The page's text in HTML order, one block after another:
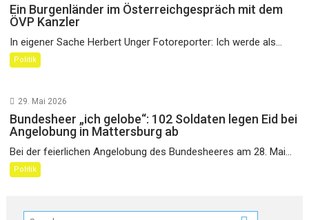
Ein Burgenländer im Österreichgespräch mit dem
ÖVP Kanzler
In eigener Sache Herbert Unger Fotoreporter: Ich werde als...
Politik
29. Mai 2026
Bundesheer „ich gelobe“: 102 Soldaten legen Eid bei
Angelobung in Mattersburg ab
Bei der feierlichen Angelobung des Bundesheeres am 28. Mai...
Politik